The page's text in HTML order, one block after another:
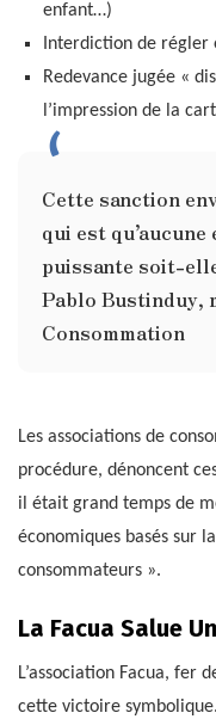
enfant…)
Interdiction de régler
Redevance jugée «
l’impression de la
Cette sanction
qui est
puissante soit-
Pablo Bustinduy,
Consommation
Les associations de
procédure, dénoncent
il était grand temps de
économiques basés sur
consommateurs ».
La Facua Salue
L’association Facua, fer
cette victoire